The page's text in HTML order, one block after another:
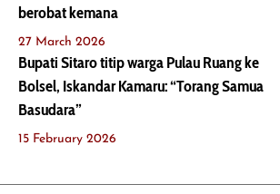
berobat kemana
27 March 2026
Bupati Sitaro titip warga Pulau Ruang ke
Bolsel, Iskandar Kamaru: “Torang Samua
Basudara”
15 February 2026